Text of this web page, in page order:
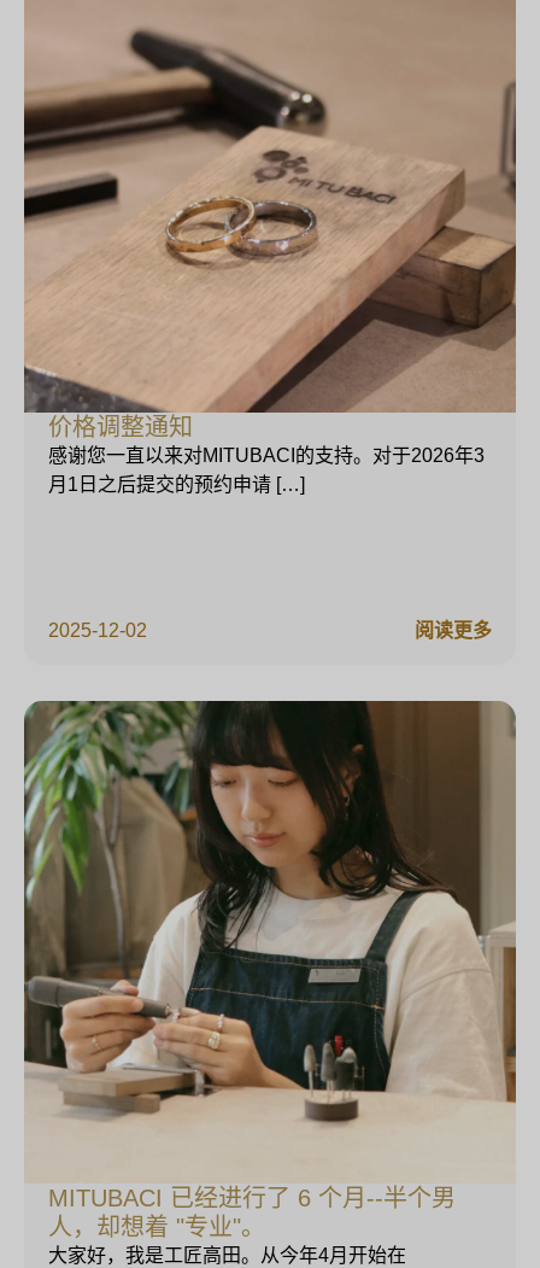
价格调整通知
2025-12-02
感谢您一直以来对MITUBACI的支持。对于2026年3
月1日之后提交的预约申请 […]
阅读更多
MITUBACI 已经进行了 6 个月--半个男
人，却想着 "专业"。
大家好，我是工匠高田。从今年4月开始在